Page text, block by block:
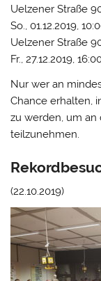
Uelzener Straße
So., 01.12.2019,
Uelzener Straße
Fr., 27.12.2019,
Nur wer an
Chance erhalten,
zu werden, um
teilzunehmen.
(22.10.2019)